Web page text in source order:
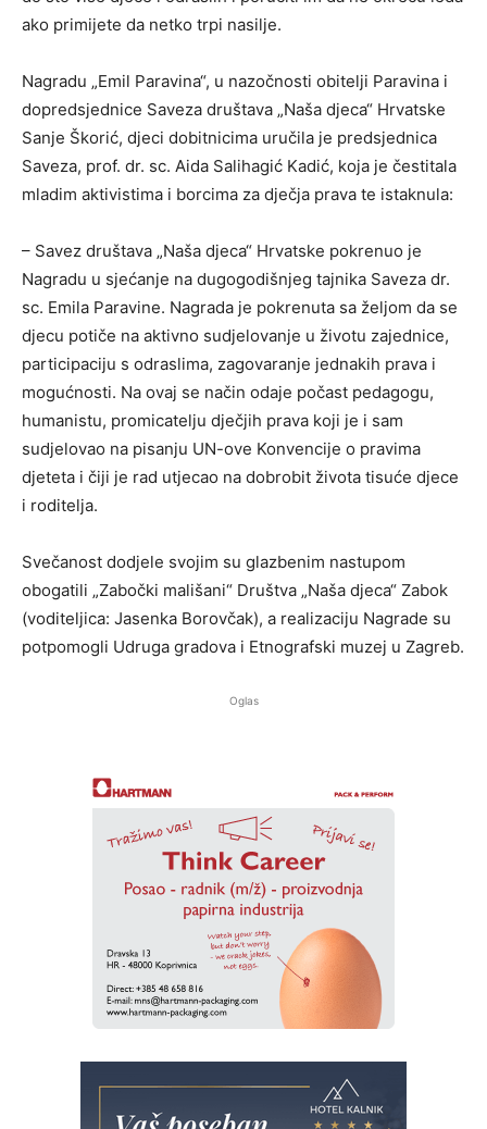
ako primijete da netko trpi nasilje.
Nagradu „Emil Paravina“, u nazočnosti obitelji Paravina i
dopredsjednice Saveza društava „Naša djeca“ Hrvatske
Sanje Škorić, djeci dobitnicima uručila je predsjednica
Saveza, prof. dr. sc. Aida Salihagić Kadić, koja je čestitala
mladim aktivistima i borcima za dječja prava te istaknula:
– Savez društava „Naša djeca“ Hrvatske pokrenuo je
Nagradu u sjećanje na dugogodišnjeg tajnika Saveza dr.
sc. Emila Paravine. Nagrada je pokrenuta sa željom da se
djecu potiče na aktivno sudjelovanje u životu zajednice,
participaciju s odraslima, zagovaranje jednakih prava i
mogućnosti. Na ovaj se način odaje počast pedagogu,
humanistu, promicatelju dječjih prava koji je i sam
sudjelovao na pisanju UN-ove Konvencije o pravima
djeteta i čiji je rad utjecao na dobrobit života tisuće djece
i roditelja.
Svečanost dodjele svojim su glazbenim nastupom
obogatili „Zabočki mališani“ Društva „Naša djeca“ Zabok
(voditeljica: Jasenka Borovčak), a realizaciju Nagrade su
potpomogli Udruga gradova i Etnografski muzej u Zagreb.
Oglas